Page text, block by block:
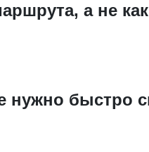
а не
быстро